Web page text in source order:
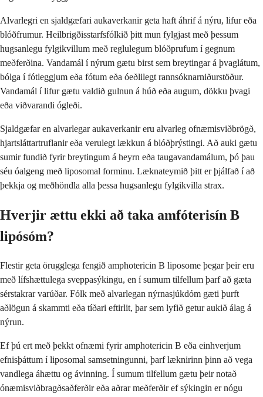
Alvarlegri en sjaldgæfari aukaverkanir geta haft áhrif á nýru, lifur eða
blóðfrumur. Heilbrigðisstarfsfólkið þitt mun fylgjast með þessum
hugsanlegu fylgikvillum með reglulegum blóðprufum í gegnum
meðferðina. Vandamál í nýrum gætu birst sem breytingar á þvaglátum,
bólga í fótleggjum eða fótum eða óeðlilegt rannsóknarniðurstöður.
Vandamál í lifur gætu valdið gulnun á húð eða augum, dökku þvagi
eða viðvarandi ógleði.
Sjaldgæfar en alvarlegar aukaverkanir eru alvarleg ofnæmisviðbrögð,
hjartsláttartruflanir eða verulegt lækkun á blóðþrýstingi. Að auki gætu
sumir fundið fyrir breytingum á heyrn eða taugavandamálum, þó þau
séu óalgeng með liposomal forminu. Læknateymið þitt er þjálfað í að
þekkja og meðhöndla alla þessa hugsanlegu fylgikvilla strax.
Hverjir ættu ekki að taka amfóterisín B
lipósóm?
Flestir geta örugglega fengið amphotericin B liposome þegar þeir eru
með lífshættulega sveppasýkingu, en í sumum tilfellum þarf að gæta
sérstakrar varúðar. Fólk með alvarlegan nýrnasjúkdóm gæti þurft
aðlögun á skammti eða tíðari eftirlit, þar sem lyfið getur aukið álag á
nýrun.
Ef þú ert með þekkt ofnæmi fyrir amphotericin B eða einhverjum
efnisþáttum í liposomal samsetningunni, þarf læknirinn þinn að vega
vandlega áhættu og ávinning. Í sumum tilfellum gætu þeir notað
ónæmisviðbragðsaðferðir eða aðrar meðferðir ef sýkingin er nógu